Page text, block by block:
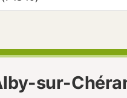
sur-